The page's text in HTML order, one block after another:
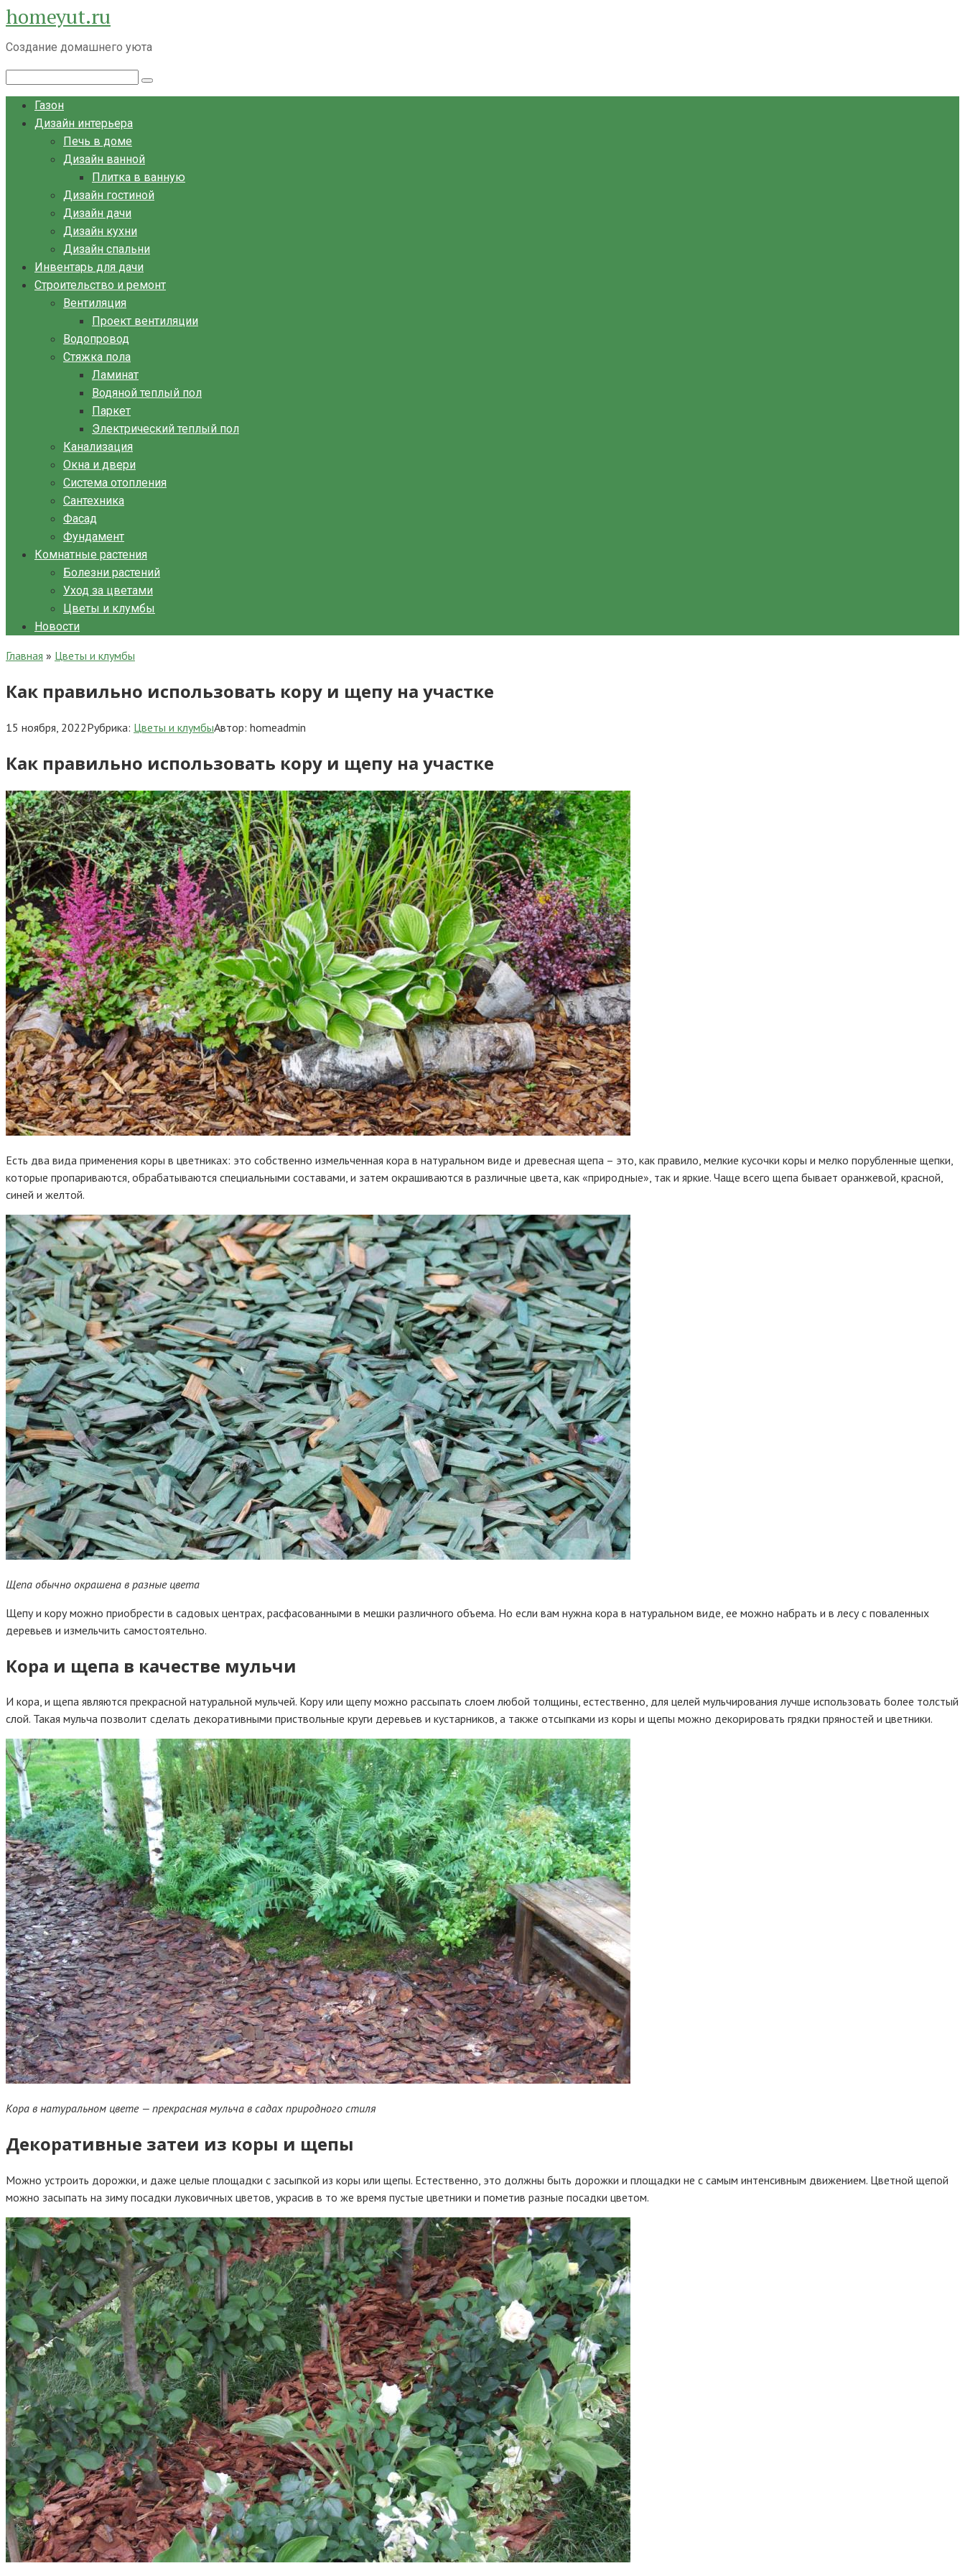
Перейти
к
контенту
homeyut.ru
Создание домашнего уюта
Газон
Дизайн интерьера
Печь в доме
Дизайн ванной
Плитка в ванную
Дизайн гостиной
Дизайн дачи
Дизайн кухни
Дизайн спальни
Инвентарь для дачи
Строительство и ремонт
Вентиляция
Проект вентиляции
Водопровод
Стяжка пола
Ламинат
Водяной теплый пол
Паркет
Электрический теплый пол
Канализация
Окна и двери
Система отопления
Сантехника
Фасад
Фундамент
Комнатные растения
Болезни растений
Уход за цветами
Цветы и клумбы
Новости
Главная » Цветы и клумбы
Как правильно использовать кору и щепу на участке
15 ноября, 2022Рубрика: Цветы и клумбыАвтор: homeadmin
Как правильно использовать кору и щепу на участке
Есть два вида применения коры в цветниках: это собственно измельченная кора в натуральном виде и древесная щепа – это, как правило, мелкие кусочки коры и мелко порубленные щепки,
которые пропариваются, обрабатываются специальными составами, и затем окрашиваются в различные цвета, как «природные», так и яркие. Чаще всего щепа бывает оранжевой, красной,
синей и желтой.
Щепа обычно окрашена в разные цвета
Щепу и кору можно приобрести в садовых центрах, расфасованными в мешки различного объема. Но если вам нужна кора в натуральном виде, ее можно набрать и в лесу с поваленных
деревьев и измельчить самостоятельно.
Кора и щепа в качестве мульчи
И кора, и щепа являются прекрасной натуральной мульчей. Кору или щепу можно рассыпать слоем любой толщины, естественно, для целей мульчирования лучше использовать более толстый
слой. Такая мульча позволит сделать декоративными приствольные круги деревьев и кустарников, а также отсыпками из коры и щепы можно декорировать грядки пряностей и цветники.
Кора в натуральном цвете — прекрасная мульча в садах природного стиля
Декоративные затеи из коры и щепы
Можно устроить дорожки, и даже целые площадки с засыпкой из коры или щепы. Естественно, это должны быть дорожки и площадки не с самым интенсивным движением. Цветной щепой
можно засыпать на зиму посадки луковичных цветов, украсив в то же время пустые цветники и пометив разные посадки цветом.